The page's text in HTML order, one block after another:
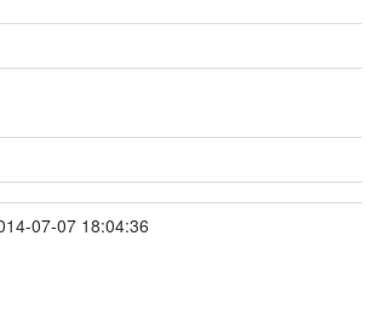
07-07 18:04:36